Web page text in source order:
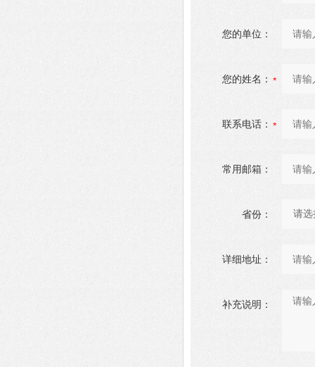
您的单位：
您的姓名：
联系电话：
常用邮箱：
省份：
详细地址：
补充说明：